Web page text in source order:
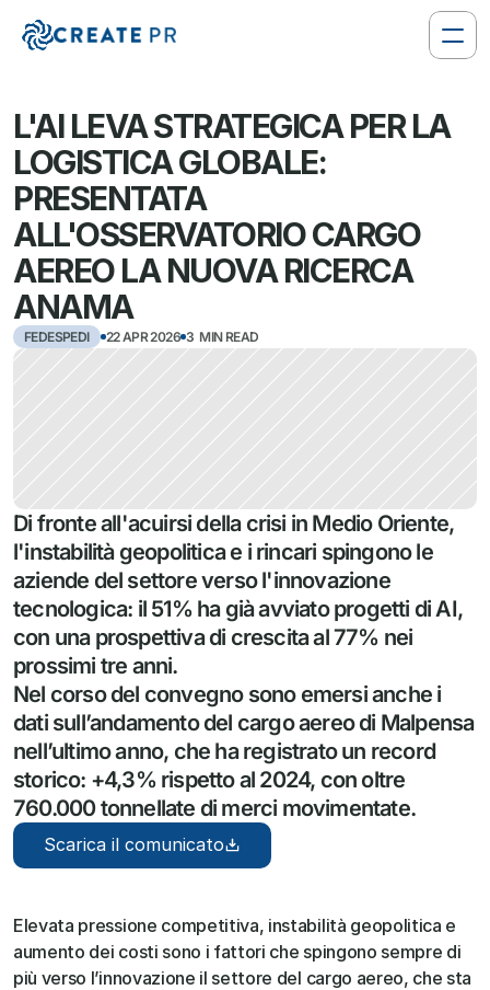
L'AI LEVA STRATEGICA PER LA
LOGISTICA GLOBALE:
PRESENTATA
ALL'OSSERVATORIO CARGO
AEREO LA NUOVA RICERCA
ANAMA
FEDESPEDI 22 APR 2026 3  MIN READ
Di fronte all'acuirsi della crisi in Medio Oriente,
l'instabilità geopolitica e i rincari spingono le
aziende del settore verso l'innovazione
tecnologica: il 51% ha già avviato progetti di AI,
con una prospettiva di crescita al 77% nei
prossimi tre anni.
Nel corso del convegno sono emersi anche i
dati sull’andamento del cargo aereo di Malpensa
nell’ultimo anno, che ha registrato un record
storico: +4,3% rispetto al 2024, con oltre
760.000 tonnellate di merci movimentate.
Scarica il comunicato
Elevata pressione competitiva, instabilità geopolitica e
aumento dei costi sono i fattori che spingono sempre di
più verso l’innovazione il settore del cargo aereo, che sta